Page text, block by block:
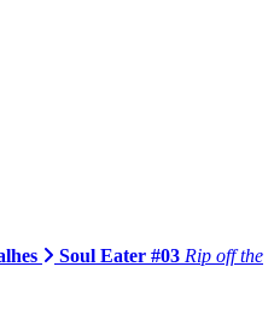
Soul Eater #03 Rip off the